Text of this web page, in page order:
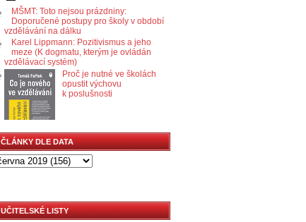
MŠMT: Toto nejsou prázdniny:
Doporučené postupy pro školy v období
vzdělávání na dálku
Karel Lippmann: Pozitivismus a jeho
meze (K dogmatu, kterým je ovládán
vzdělávací systém)
Proč je nutné ve školách
opustit výchovu
k poslušnosti
ČLÁNKY DLE DATA
UČITELSKÉ LISTY